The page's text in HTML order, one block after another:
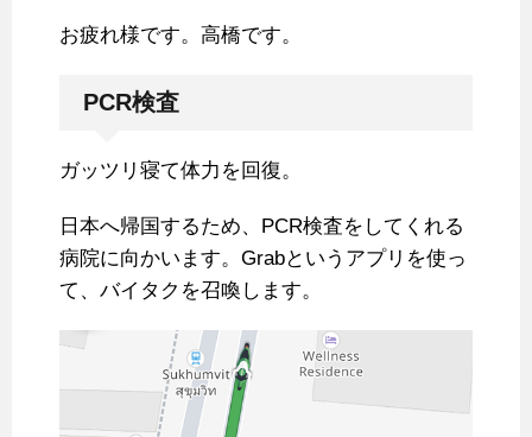
お疲れ様です。高橋です。
PCR検査
ガッツリ寝て体力を回復。
日本へ帰国するため、PCR検査をしてくれる
病院に向かいます。Grabというアプリを使っ
て、バイタクを召喚します。